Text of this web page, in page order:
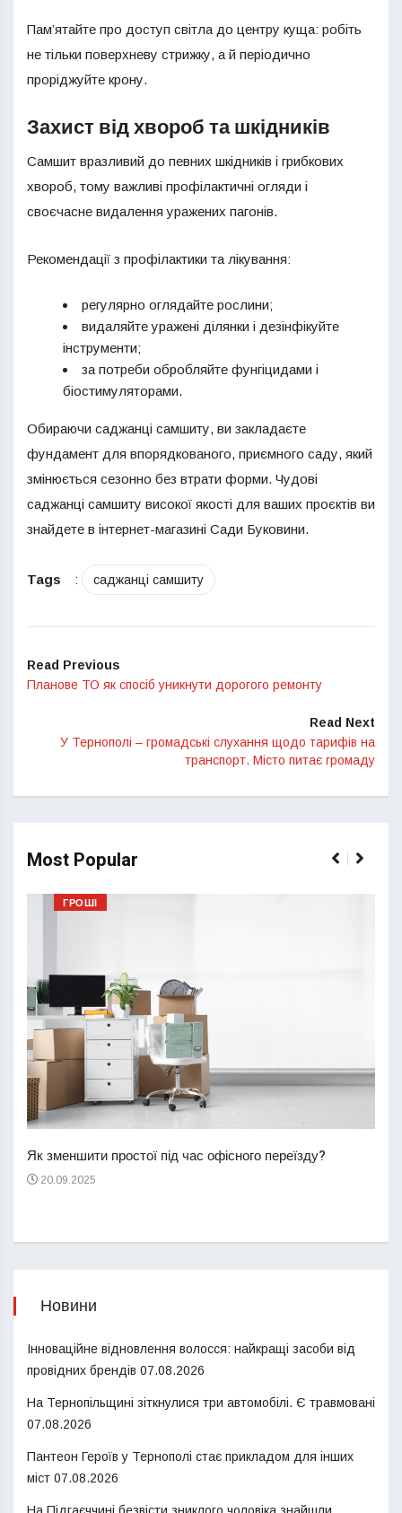
Пам’ятайте про доступ світла до центру куща: робіть
не тільки поверхневу стрижку, а й періодично
проріджуйте крону.
Захист від хвороб та шкідників
Самшит вразливий до певних шкідників і грибкових
хвороб, тому важливі профілактичні огляди і
своєчасне видалення уражених пагонів.
Рекомендації з профілактики та лікування:
регулярно оглядайте рослини;
видаляйте уражені ділянки і дезінфікуйте
інструменти;
за потреби обробляйте фунгіцидами і
біостимуляторами.
Обираючи саджанці самшиту, ви закладаєте
фундамент для впорядкованого, приємного саду, який
змінюється сезонно без втрати форми. Чудові
саджанці самшиту високої якості для ваших проєктів ви
знайдете в інтернет-магазині Сади Буковини.
Tags : саджанці самшиту
Read Previous
Планове ТО як спосіб уникнути дорогого ремонту
Read Next
У Тернополі – громадські слухання щодо тарифів на
транспорт. Місто питає громаду
Most Popular
ГРОШІ
Як зменшити простої під час офісного переїзду?
20.09.2025
Новини
Інноваційне відновлення волосся: найкращі засоби від
провідних брендів 07.08.2026
На Тернопільщині зіткнулися три автомобілі. Є травмовані
07.08.2026
Пантеон Героїв у Тернополі стає прикладом для інших
міст 07.08.2026